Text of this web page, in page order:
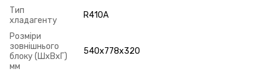
Тип
хладагенту
R410A
Розміри
зовнішнього
блоку (ШxВxГ)
мм
540x778x320